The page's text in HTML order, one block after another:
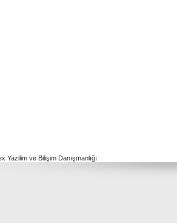
Yazilim ve Bilişim Danışmanlığı